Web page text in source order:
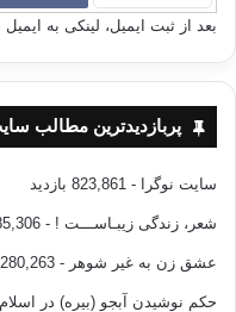
بعد از ثبت ایمیل، لینکی به
پربازدیدترین مطالب
سایت نوگرا - 823,861 بازدید
شعر، زندگی زیبـاســـت ! - 485,306 بازدید
عشق زن به غیر شوهر - 280,263 بازدید
حکم نوشیدن آبجو (بیره) در